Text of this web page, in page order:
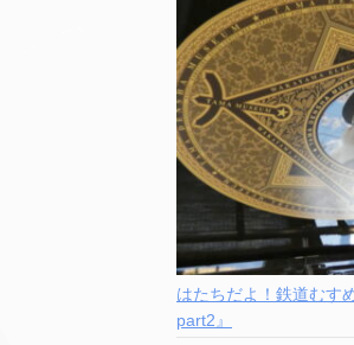
はたちだよ！鉄道むす
part2』